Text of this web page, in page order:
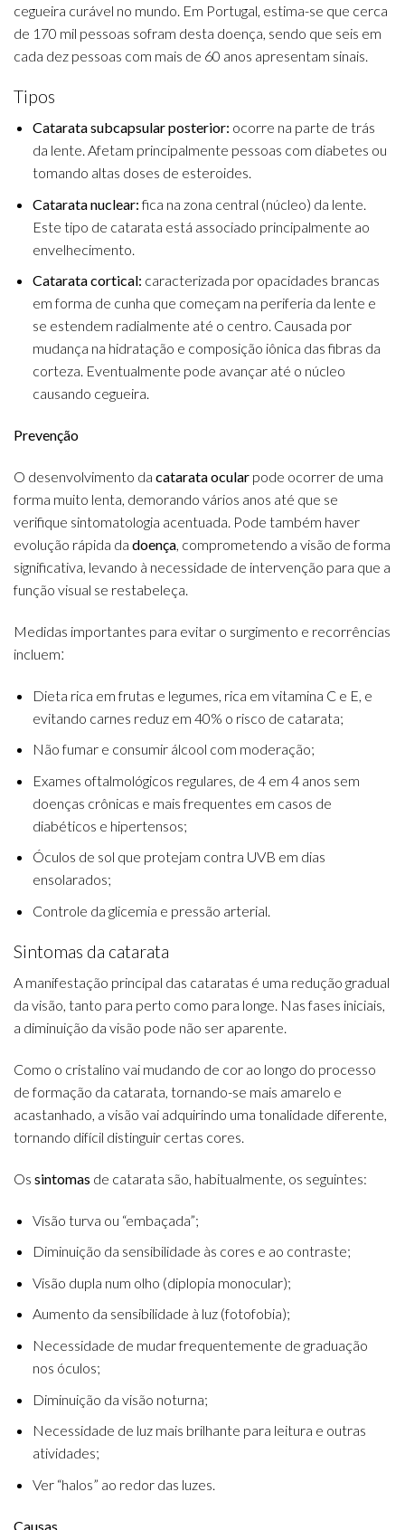
cegueira curável no mundo. Em Portugal, estima-se que cerca
de 170 mil pessoas sofram desta doença, sendo que seis em
cada dez pessoas com mais de 60 anos apresentam sinais.
Tipos
Catarata subcapsular posterior: ocorre na parte de trás
da lente. Afetam principalmente pessoas com diabetes ou
tomando altas doses de esteroides.
Catarata nuclear:fica na zona central (núcleo) da lente.
Este tipo de catarata está associado principalmente ao
envelhecimento.
Catarata cortical: caracterizada por opacidades brancas
em forma de cunha que começam na periferia da lente e
se estendem radialmente até o centro. Causada por
mudança na hidratação e composição iônica das fibras da
corteza. Eventualmente pode avançar até o núcleo
causando cegueira.
Prevenção
O desenvolvimento da catarata ocular pode ocorrer de uma
forma muito lenta, demorando vários anos até que se
verifique sintomatologia acentuada. Pode também haver
evolução rápida da doença, comprometendo a visão de forma
significativa, levando à necessidade de intervenção para que a
função visual se restabeleça.
Medidas importantes para evitar o surgimento e recorrências
incluemː
Dieta rica em frutas e legumes, rica em vitamina C e E, e
evitando carnes reduz em 40% o risco de catarata;
Não fumar e consumir álcool com moderação;
Exames oftalmológicos regulares, de 4 em 4 anos sem
doenças crônicas e mais frequentes em casos de
diabéticos e hipertensos;
Óculos de sol que protejam contra UVB em dias
ensolarados;
Controle da glicemia e pressão arterial.
Sintomas da catarata
A manifestação principal das cataratas é uma redução gradual
da visão, tanto para perto como para longe. Nas fases iniciais,
a diminuição da visão pode não ser aparente.
Como o cristalino vai mudando de cor ao longo do processo
de formação da catarata, tornando-se mais amarelo e
acastanhado, a visão vai adquirindo uma tonalidade diferente,
tornando difícil distinguir certas cores.
Os sintomas de catarata são, habitualmente, os seguintes:
Visão turva ou “embaçada”;
Diminuição da sensibilidade às cores e ao contraste;
Visão dupla num olho (diplopia monocular);
Aumento da sensibilidade à luz (fotofobia);
Necessidade de mudar frequentemente de graduação
nos óculos;
Diminuição da visão noturna;
Necessidade de luz mais brilhante para leitura e outras
atividades;
Ver “halos” ao redor das luzes.
Causas